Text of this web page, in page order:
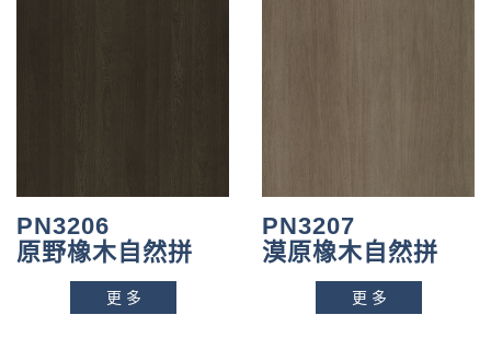
PN3206
原野橡木自然拼
更多
PN3207
漠原橡木自然拼
更多